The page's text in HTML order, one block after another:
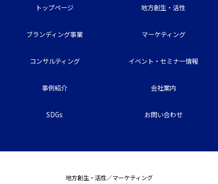
トップページ 地方創生・活性
ブランディング事業 マーケティング
コンサルティング イベント・セミナー情報
事例紹介 会社案内
SDGs お問い合わせ
地方創生・活性／マーケティング